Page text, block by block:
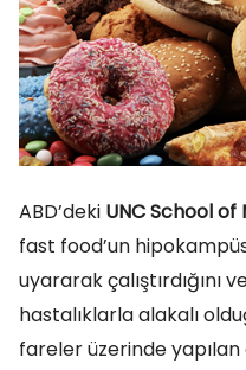
ABD’deki UNC School of
fast food’un
uyararak çalıştırdığını
hastalıklarla alakalı
fareler üzerinde